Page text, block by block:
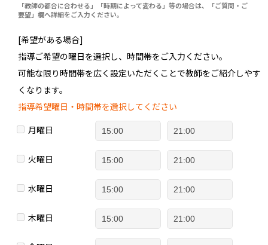
「教師の都合に合わせる」「時期によって変わる」等の場合は、「ご質問・ご
要望」欄へ詳細をご入力ください。
[希望がある場合]
指導ご希望の曜日を選択し、時間帯をご入力ください。
可能な限り時間帯を広く設定いただくことで教師をご紹介しやす
くなります。
指導希望曜日・時間帯を選択してください
月曜日
火曜日
水曜日
木曜日